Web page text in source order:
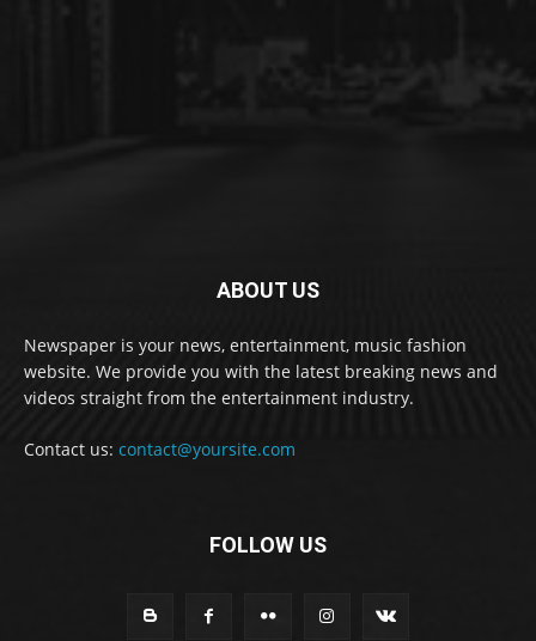
ABOUT US
Newspaper is your news, entertainment, music fashion
website. We provide you with the latest breaking news and
videos straight from the entertainment industry.
Contact us: contact@yoursite.com
FOLLOW US